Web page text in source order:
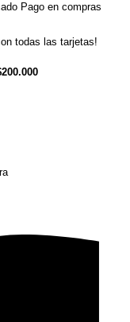
Pago en compras
todas las tarjetas!